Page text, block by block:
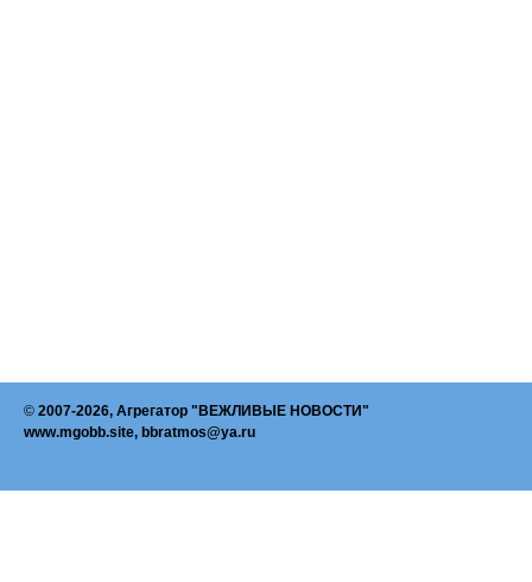
© 2007-2026, Агрегатор "ВЕЖЛИВЫЕ НОВОСТИ"
www.mgobb.site, bbratmos@ya.ru